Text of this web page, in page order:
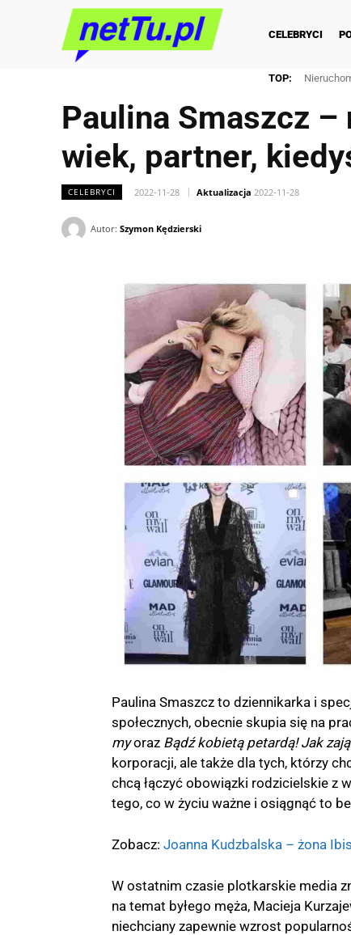
CELEBRYCI
TOP:
Paulina Smaszcz
wiek, partner,
CELEBRYCI 2022-11-28 Aktualizacja 2022-11-28
Autor: Szymon Kędzierski
Paulina Smaszcz to dziennikarka i
społecznych, obecnie skupia się na
myoraz Bądź kobietą petardą! Jak
korporacji, ale także dla tych, którzy
chcą łączyć obowiązki rodzicielskie z
tego, co w życiu ważne i osiągnąć to
Zobacz: Joanna Kudzbalska – żona
W ostatnim czasie plotkarskie media
na temat byłego męża, Macieja
niechciany zapewnie wzrost